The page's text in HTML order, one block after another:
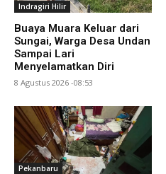
Indragiri Hilir
Buaya Muara Keluar dari
Sungai, Warga Desa Undan
Sampai Lari
Menyelamatkan Diri
8 Agustus 2026 -08:53
Pekanbaru